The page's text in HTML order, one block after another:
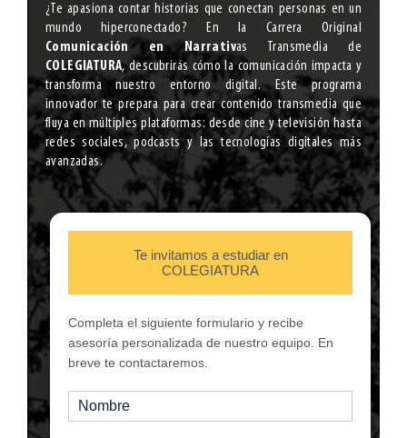
¿Te apasiona contar historias que conectan personas en un
mundo hiperconectado? En la Carrera Original
Comunicación en Narrativas Transmedia de
COLEGIATURA, descubrirás cómo la comunicación impacta y
transforma nuestro entorno digital. Este programa
innovador te prepara para crear contenido transmedia que
fluya en múltiples plataformas: desde cine y televisión hasta
redes sociales, podcasts y las tecnologías digitales más
avanzadas.
Te invitamos a estudiar en
COLEGIATURA
Completa el siguiente formulario y recibe
asesoría personalizada de nuestro equipo. En
breve te contactaremos.